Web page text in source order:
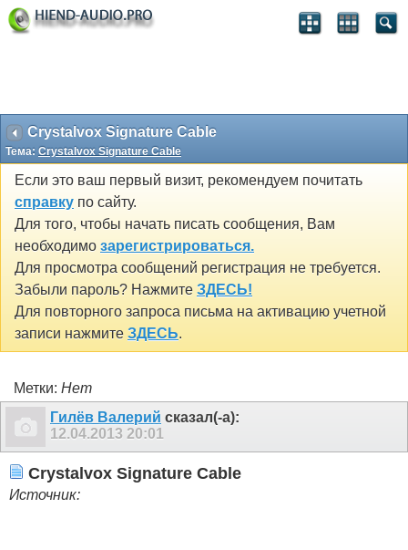
Crystalvox Signature Cable
Тема: Crystalvox Signature Cable
Если это ваш первый визит, рекомендуем почитать
справку по сайту.
Для того, чтобы начать писать сообщения, Вам
необходимо зарегистрироваться.
Для просмотра сообщений регистрация не требуется.
Забыли пароль? Нажмите ЗДЕСЬ!
Для повторного запроса письма на активацию учетной
записи нажмите ЗДЕСЬ.
Метки: Нет
Гилёв Валерий сказал(-а):
12.04.2013 20:01
Crystalvox Signature Cable
Источник: